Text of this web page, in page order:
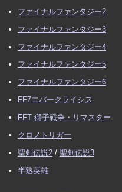
ファイナルファンタジー2
ファイナルファンタジー3
ファイナルファンタジー4
ファイナルファンタジー5
ファイナルファンタジー6
FF7エバークライシス
FFT 獅子戦争・リマスター
クロノトリガー
聖剣伝説2 / 聖剣伝説3
半熟英雄